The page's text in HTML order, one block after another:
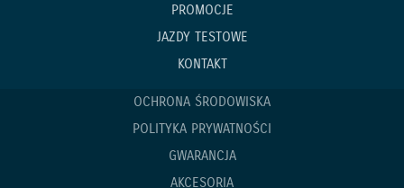
PROMOCJE
JAZDY TESTOWE
KONTAKT
OCHRONA ŚRODOWISKA
POLITYKA PRYWATNOŚCI
GWARANCJA
AKCESORIA